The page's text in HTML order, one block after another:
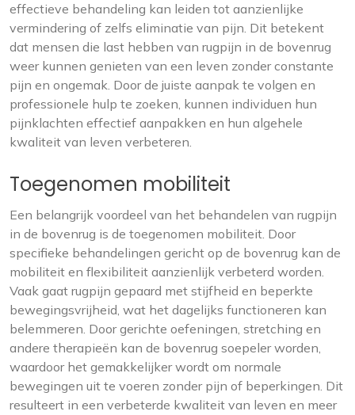
effectieve behandeling kan leiden tot aanzienlijke
vermindering of zelfs eliminatie van pijn. Dit betekent
dat mensen die last hebben van rugpijn in de bovenrug
weer kunnen genieten van een leven zonder constante
pijn en ongemak. Door de juiste aanpak te volgen en
professionele hulp te zoeken, kunnen individuen hun
pijnklachten effectief aanpakken en hun algehele
kwaliteit van leven verbeteren.
Toegenomen mobiliteit
Een belangrijk voordeel van het behandelen van rugpijn
in de bovenrug is de toegenomen mobiliteit. Door
specifieke behandelingen gericht op de bovenrug kan de
mobiliteit en flexibiliteit aanzienlijk verbeterd worden.
Vaak gaat rugpijn gepaard met stijfheid en beperkte
bewegingsvrijheid, wat het dagelijks functioneren kan
belemmeren. Door gerichte oefeningen, stretching en
andere therapieën kan de bovenrug soepeler worden,
waardoor het gemakkelijker wordt om normale
bewegingen uit te voeren zonder pijn of beperkingen. Dit
resulteert in een verbeterde kwaliteit van leven en meer